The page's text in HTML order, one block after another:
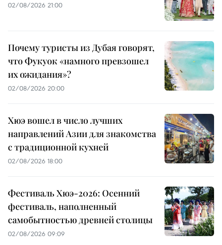
02/08/2026 21:00
Почему туристы из Дубая говорят,
что Фукуок «намного превзошел
их ожидания»?
02/08/2026 20:00
Хюэ вошел в число лучших
направлений Азии для знакомства
с традиционной кухней
02/08/2026 18:00
Фестиваль Хюэ-2026: Осенний
фестиваль, наполненный
самобытностью древней столицы
02/08/2026 09:09